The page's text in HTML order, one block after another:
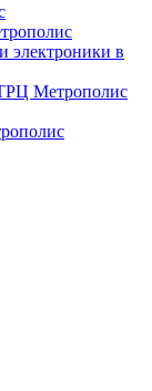
электроники в
Метрополис